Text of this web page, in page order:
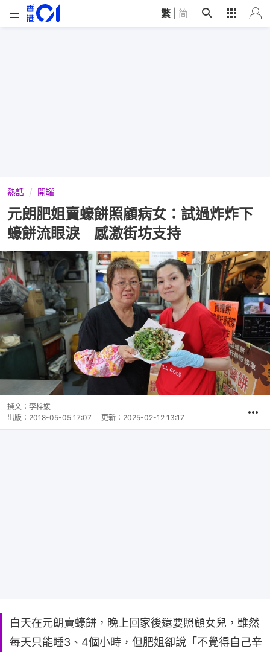
繁 简
熱話 開罐
元朗肥姐賣蠔餅照顧病女：試過炸炸下
蠔餅流眼淚 感激街坊支持
撰文： 李梓媛
出版： 2018-05-05 17:07 更新： 2025-02-12 13:17
白天在元朗賣蠔餅，晚上回家後還要照顧女兒，雖然
每天只能睡3、4個小時，但肥姐卻說「不覺得自己辛